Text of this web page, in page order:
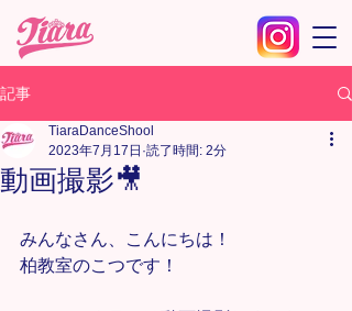
記事
動画撮影🎥
TiaraDanceShool
2023年7月17日 読了時間: 2分
みんなさん、こんにちは！
柏教室のこつです！